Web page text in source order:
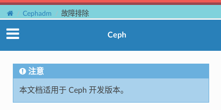
Cephadm 故障排除
Ceph
注意
本文档适用于 Ceph 开发版本。